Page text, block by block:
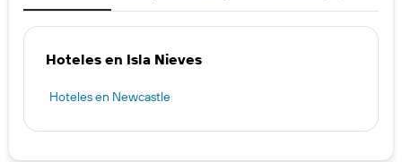
Hoteles en Isla Nieves
Hoteles en Newcastle